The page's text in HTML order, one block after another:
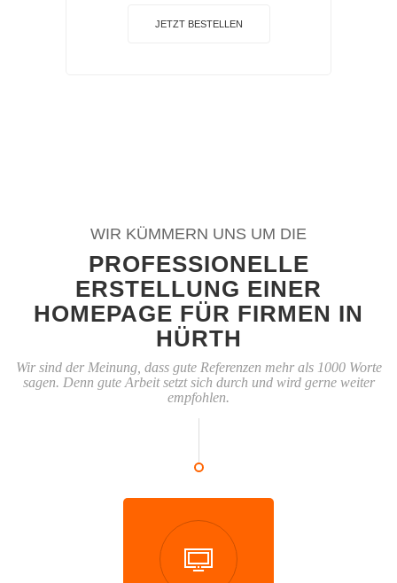
JETZT BESTELLEN
WIR KÜMMERN UNS UM DIE
PROFESSIONELLE
ERSTELLUNG EINER
HOMEPAGE FÜR FIRMEN IN
HÜRTH
Wir sind der Meinung, dass gute Referenzen mehr als 1000 Worte
sagen. Denn gute Arbeit setzt sich durch und wird gerne weiter
empfohlen.